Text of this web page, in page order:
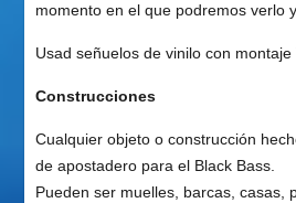
momento en el que podremos verlo
Usad señuelos de vinilo con montaje
Construcciones
Cualquier objeto o construcción
de apostadero para el Black Bass.
Pueden ser muelles, barcas, casas,